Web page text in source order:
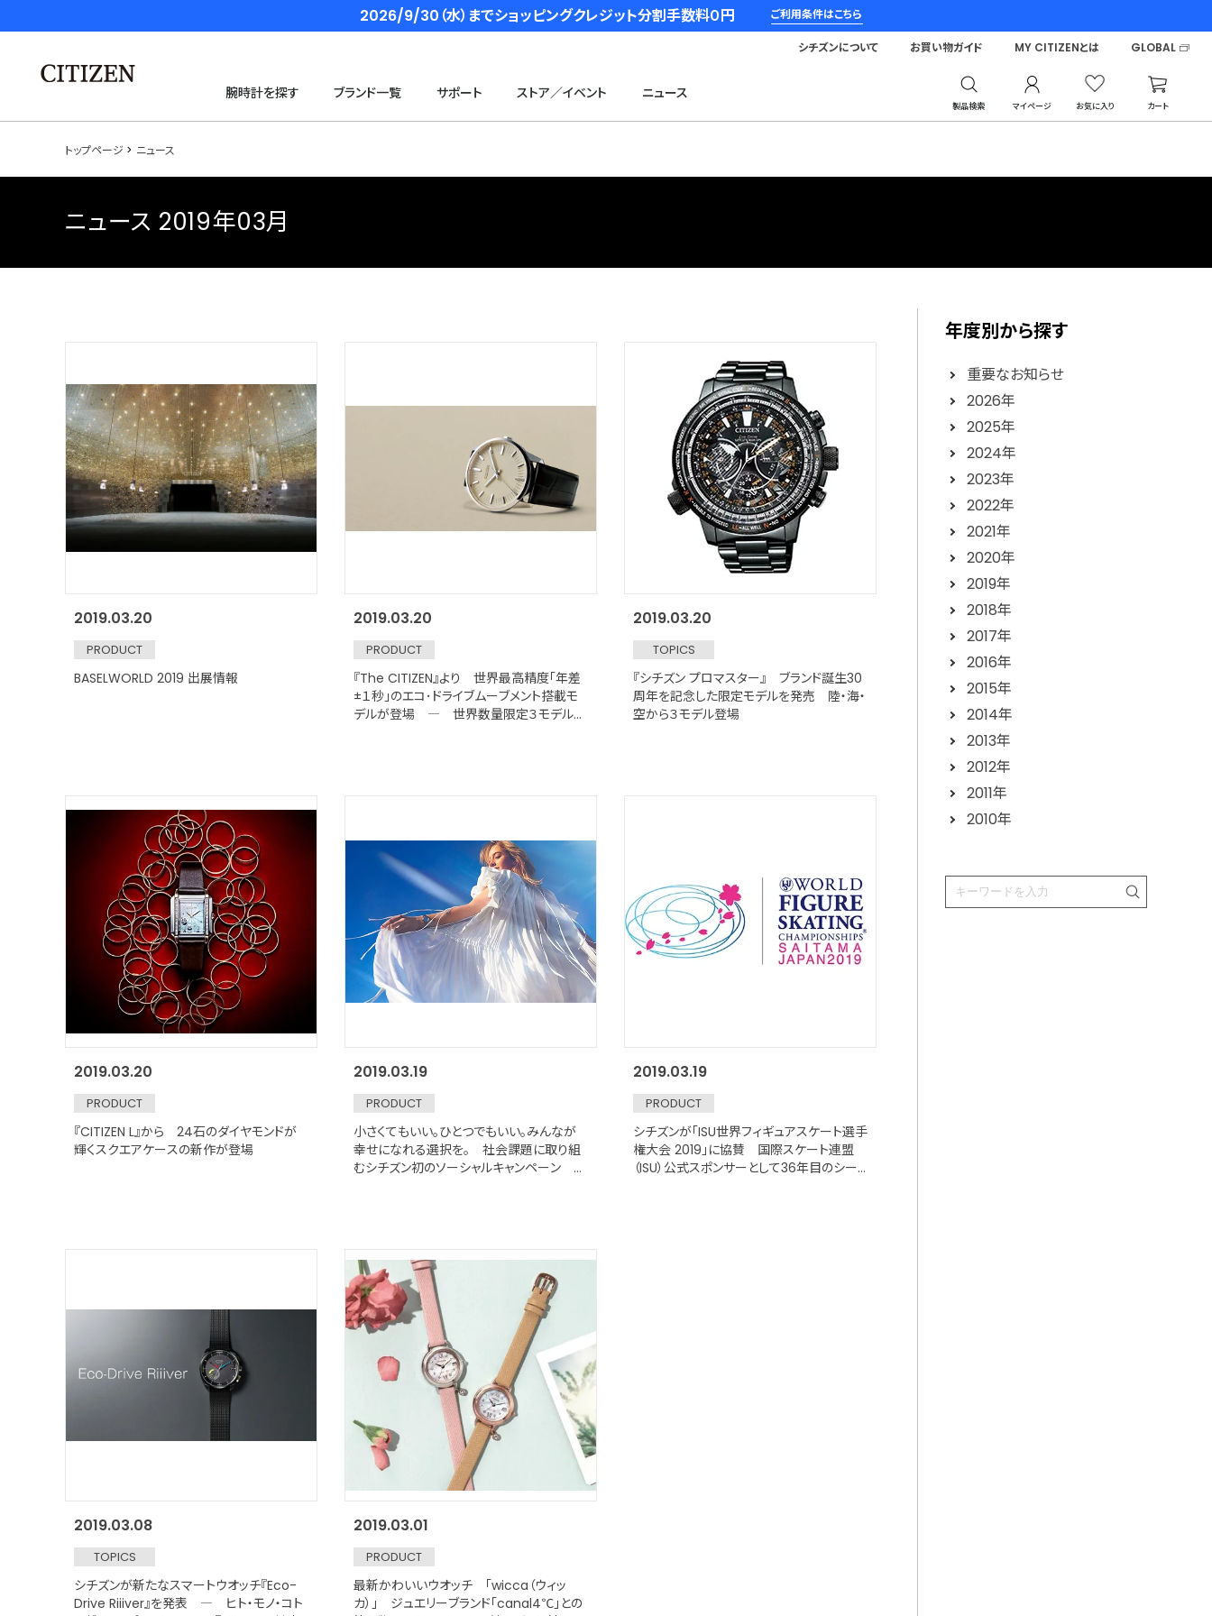
2026/9/30（水）までショッピングクレジット分割手数料０円 ご利用条件はこちら
腕時計を探す ブランド一覧 サポート ストア／イベント ニュース
製品検索 マイページ お気に入り カート
シチズンについて お買い物ガイド MY CITIZENとは GLOBAL
トップページ ニュース
ニュース 2019年03月
2019.03.20
PRODUCT
BASELWORLD 2019 出展情報
2019.03.20
PRODUCT
『The CITIZEN』より 世界最高精度「年差
±１秒」のエコ･ドライブムーブメント搭載モ
デルが登場 ― 世界数量限定３モデル
2019.03.20
TOPICS
『シチズン プロマスター』 ブランド誕生30
周年を記念した限定モデルを発売 陸・海・
空から３モデル登場
2019.03.20
PRODUCT
『CITIZEN L』から 24石のダイヤモンドが
輝くスクエアケースの新作が登場
2019.03.19
PRODUCT
小さくてもいい。ひとつでもいい。みんなが
幸せになれる選択を。 社会課題に取り組
むシチズン初のソーシャルキャンペーン
2019.03.19
PRODUCT
シチズンが「ISU世界フィギュアスケート選手
権大会 2019」に協賛 国際スケート連盟
（ISU）公式スポンサーとして36年目のシー
2019.03.08
TOPICS
シチズンが新たなスマートウオッチ『Eco-
Drive Riiiver』を発表 ― ヒト・モノ・コト
2019.03.01
PRODUCT
最新かわいいウオッチ 「wicca（ウィッ
カ）」 ジュエリーブランド「canal4℃」との
年度別から探す
重要なお知らせ
2026年
2025年
2024年
2023年
2022年
2021年
2020年
2019年
2018年
2017年
2016年
2015年
2014年
2013年
2012年
2011年
2010年